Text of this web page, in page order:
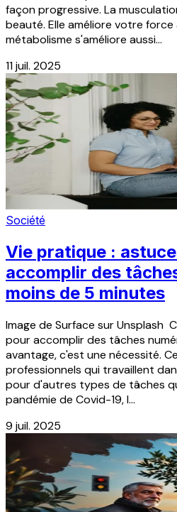
façon progressive. La
beauté. Elle améliore votre
métabolisme s'améliore aussi...
11 juil. 2025
Société
Vie pratique :
accomplir des
moins de 5 minutes
Image de Surface sur Unsplash
pour accomplir des tâches
avantage, c'est une nécessité.
professionnels qui travaillent
pour d'autres types de tâches
pandémie de Covid-19, l...
9 juil. 2025